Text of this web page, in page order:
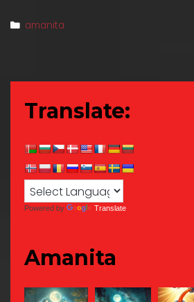
Categories
amanita
Translate:
Powered by Translate
Amanita